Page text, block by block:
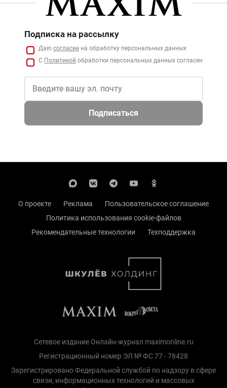
Подписка на рассылку
Даю согласие на обработку персональных данных
С Политикой обработки персональных данных согласен
Подписаться
О проекте Реклама
Пользовательское соглашение
Политика использования cookie-файлов
Рекомендательные технологии
Техподдержка
Сетевое издание Онлайн-журнал maximonline.ru
Регистрационный номер ЭЛ № ФС 77 - 78428
Зарегистрировано Федеральной службой по надзору в сфере
связи, информационных технологий и массовых